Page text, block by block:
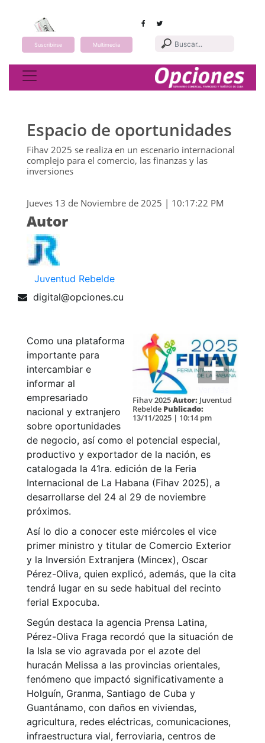
Suscribirse Multimedia
Toggle navigation
Espacio de oportunidades
Fihav 2025 se realiza en un escenario internacional
complejo para el comercio, las finanzas y las
inversiones
Jueves 13 de Noviembre de 2025 | 10:17:22 PM
Autor
Juventud Rebelde
digital@opciones.cu
Fihav 2025Autor: Juventud
Rebelde Publicado:
13/11/2025 | 10:14 pm
Como una plataforma
importante para
intercambiar e
informar al
empresariado
nacional y extranjero
sobre oportunidades
de negocio, así como el potencial especial,
productivo y exportador de la nación, es
catalogada la 41ra. edición de la Feria
Internacional de La Habana (Fihav 2025), a
desarrollarse del 24 al 29 de noviembre
próximos.
Así lo dio a conocer este miércoles el vice
primer ministro y titular de Comercio Exterior
y la Inversión Extranjera (Mincex), Oscar
Pérez-Oliva, quien explicó, además, que la cita
tendrá lugar en su sede habitual del recinto
ferial Expocuba.
Según destaca la agencia Prensa Latina,
Pérez-Oliva Fraga recordó que la situación de
la Isla se vio agravada por el azote del
huracán Melissa a las provincias orientales,
fenómeno que impactó significativamente a
Holguín, Granma, Santiago de Cuba y
Guantánamo, con daños en viviendas,
agricultura, redes eléctricas, comunicaciones,
infraestructura vial, ferroviaria, centros de